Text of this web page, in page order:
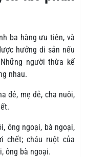
ba hàng ưu tiên, và
hưởng di sản nếu
người thừa kế
nhau.
đẻ, mẹ đẻ, cha nuôi,
ông ngoại, bà ngoại,
chết; cháu ruột của
ông bà ngoại.